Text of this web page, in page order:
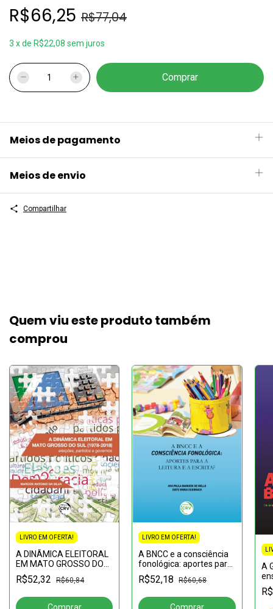
R$66,25 R$77,04
3 xde R$22,08 sem juros
Meios de pagamento
Meios de envio
Compartilhar
Quem viu este produto também
comprou
LIVRO EM OFERTA!
A DINÂMICA ELEITORAL
EM MATO GROSSO DO
SUL (1978-2018):
eleições, partidos e
R$52,32 R$60,84
LIVRO EM OFERTA!
A BNCC e a consciência
fonológica: aportes para
a leitura e a escrita?
R$52,18 R$60,68
A